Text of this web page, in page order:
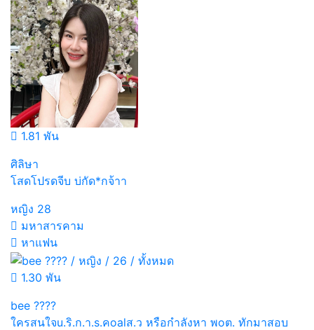
1.81 พัน
ศิลิษา
โสดโปรดจีบ บ่กัด*กจ้าา
หญิง 28
มหาสารคาม
หาแฟน
1.30 พัน
bee ????
ใครสนใจu.ริ.ก.า.s.คoalส.ว หรือกำลังหา พoต. ทักมาสอบ